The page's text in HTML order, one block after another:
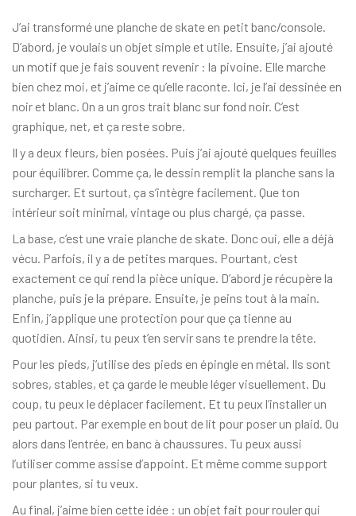
J’ai transformé une planche de skate en petit banc/console.
D’abord, je voulais un objet simple et utile. Ensuite, j’ai ajouté
un motif que je fais souvent revenir : la pivoine. Elle marche
bien chez moi, et j’aime ce qu’elle raconte. Ici, je l’ai dessinée en
noir et blanc. On a un gros trait blanc sur fond noir. C’est
graphique, net, et ça reste sobre.
Il y a deux fleurs, bien posées. Puis j’ai ajouté quelques feuilles
pour équilibrer. Comme ça, le dessin remplit la planche sans la
surcharger. Et surtout, ça s’intègre facilement. Que ton
intérieur soit minimal, vintage ou plus chargé, ça passe.
La base, c’est une vraie planche de skate. Donc oui, elle a déjà
vécu. Parfois, il y a de petites marques. Pourtant, c’est
exactement ce qui rend la pièce unique. D’abord je récupère la
planche, puis je la prépare. Ensuite, je peins tout à la main.
Enfin, j’applique une protection pour que ça tienne au
quotidien. Ainsi, tu peux t’en servir sans te prendre la tête.
Pour les pieds, j’utilise des pieds en épingle en métal. Ils sont
sobres, stables, et ça garde le meuble léger visuellement. Du
coup, tu peux le déplacer facilement. Et tu peux l’installer un
peu partout. Par exemple en bout de lit pour poser un plaid. Ou
alors dans l’entrée, en banc à chaussures. Tu peux aussi
l’utiliser comme assise d’appoint. Et même comme support
pour plantes, si tu veux.
Au final, j’aime bien cette idée : un objet fait pour rouler qui